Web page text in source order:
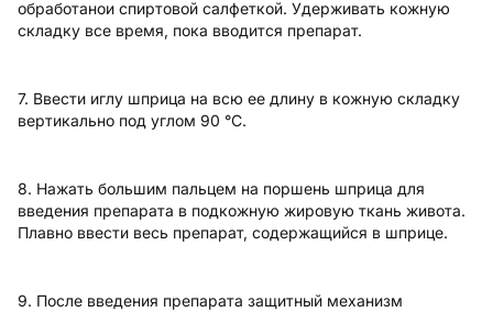
обработанои спиртовой салфеткой. Удерживать кожную
складку все время, пока вводится препарат.
7. Ввести иглу шприца на всю ее длину в кожную складку
вертикально под углом 90 °C.
8. Нажать большим пальцем на поршень шприца для
введения препарата в подкожную жировую ткань живота.
Плавно ввести весь препарат, содержащийся в шприце.
9. После введения препарата защитный механизм